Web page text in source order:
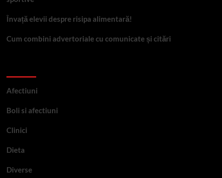
Învață elevii despre risipa alimentară!
Cum combini advertoriale cu comunicate și citări
Afectiuni
Boli si afectiuni
Clinici
Dieta
Diverse